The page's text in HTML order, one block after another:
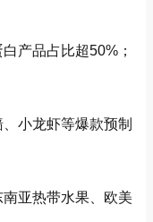
产品占比超50%；
小龙虾等爆款预制
亚热带水果、欧美